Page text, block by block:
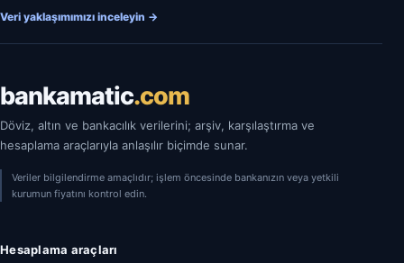
Veri yaklaşımımızı inceleyin →
bankamatic.com
Döviz, altın ve bankacılık verilerini; arşiv, karşılaştırma ve
hesaplama araçlarıyla anlaşılır biçimde sunar.
Veriler bilgilendirme amaçlıdır; işlem öncesinde bankanızın veya yetkili
kurumun fiyatını kontrol edin.
Hesaplama araçları